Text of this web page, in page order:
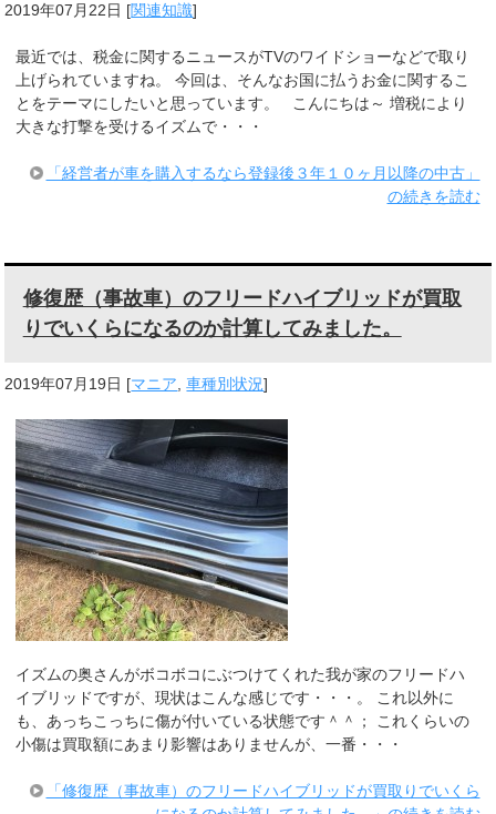
2019年07月22日 [関連知識]
最近では、税金に関するニュースがTVのワイドショーなどで取り
上げられていますね。 今回は、そんなお国に払うお金に関するこ
とをテーマにしたいと思っています。 こんにちは～ 増税により
大きな打撃を受けるイズムで・・・
「経営者が車を購入するなら登録後３年１０ヶ月以降の中古」
の続きを読む
修復歴（事故車）のフリードハイブリッドが買取
りでいくらになるのか計算してみました。
2019年07月19日 [マニア ,車種別状況]
イズムの奥さんがボコボコにぶつけてくれた我が家のフリードハ
イブリッドですが、現状はこんな感じです・・・。 これ以外に
も、あっちこっちに傷が付いている状態です＾＾； これくらいの
小傷は買取額にあまり影響はありませんが、一番・・・
「修復歴（事故車）のフリードハイブリッドが買取りでいくら